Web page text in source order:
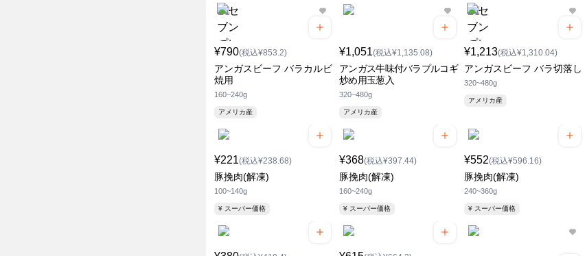
¥790(税込¥853.2)
アンガスビーフ バラカルビ
焼用
160~240g
アメリカ産
¥1,051(税込¥1,135.08)
アンガス牛味付バラプルコギ
炒め用玉葱入
320~480g
アメリカ産
¥1,213(税込¥1,310.04)
アンガスビーフ バラ切落し
320~480g
アメリカ産
¥221(税込¥238.68)
豚挽肉(解凍)
100~140g
¥ スーパー価格
¥368(税込¥397.44)
豚挽肉(解凍)
160~240g
¥ スーパー価格
¥552(税込¥596.16)
豚挽肉(解凍)
240~360g
¥ スーパー価格